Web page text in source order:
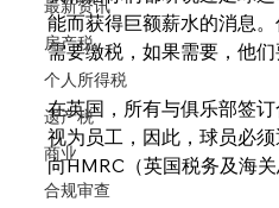
最新资讯
房产税
个人所得税
遗产税
商业
合规审查
能而获得巨额薪水的消息
需要缴税，如果需要，他们
在英国，所有与俱乐部签
视为员工，因此，球员必
向HMRC（英国税务及海关